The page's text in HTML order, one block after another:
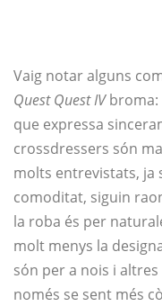
Vaig notar alguns
Quest Quest IVbroma:
que expressa
crossdressers són
molts entrevistats, ja
comoditat, siguin
la roba és per
molt menys la
són per a nois i
només se sent més